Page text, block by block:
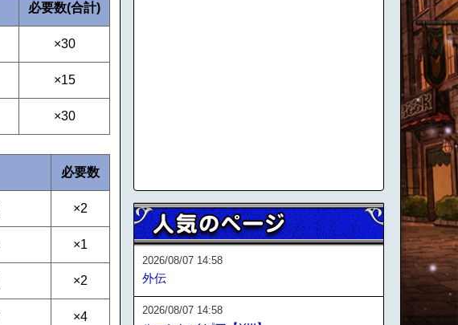
必要数(合計)
×30
×15
×30
必要数
×2
×1
×2
×4
2026/08/07 14:58
外伝
2026/08/07 14:58